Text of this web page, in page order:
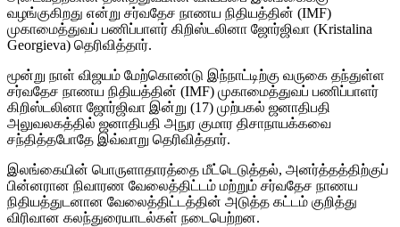
வழங்குகிறது என்று சர்வதேச நாணய நிதியத்தின் (IMF)
முகாமைத்துவப் பணிப்பாளர் கிறிஸ்டலினா ஜோர்ஜிவா (Kristalina
Georgieva) தெரிவித்தார்.
மூன்று நாள் விஜயம் மேற்கொண்டு இந்நாட்டிற்கு வருகை தந்துள்ள
சர்வதேச நாணய நிதியத்தின் (IMF) முகாமைத்துவப் பணிப்பாளர்
கிறிஸ்டலினா ஜோர்ஜிவா இன்று (17) முற்பகல் ஜனாதிபதி
அலுவலகத்தில் ஜனாதிபதி அநுர குமார திசாநாயக்கவை
சந்தித்தபோதே இவ்வாறு தெரிவித்தார்.
இலங்கையின் பொருளாதாரத்தை மீட்டெடுத்தல், அனர்த்தத்திற்குப்
பின்னரான நிவாரண வேலைத்திட்டம் மற்றும் சர்வதேச நாணய
நிதியத்துடனான வேலைத்திட்டத்தின் அடுத்த கட்டம் குறித்து
விரிவான கலந்துரையாடல்கள் நடைபெற்றன.